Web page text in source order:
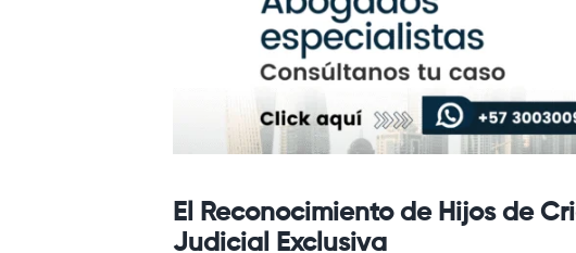
El Reconocimiento de Hijos de
Judicial Exclusiva